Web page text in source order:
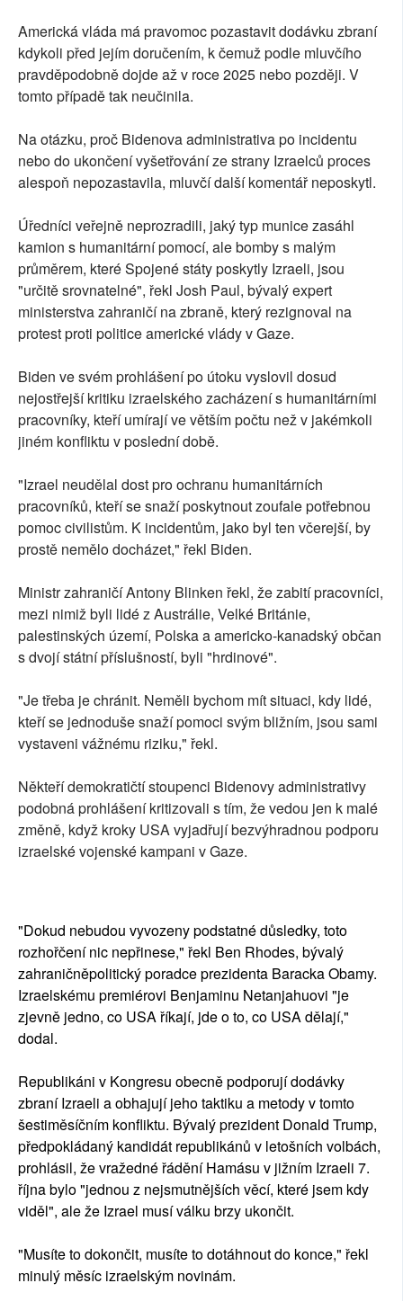
Americká vláda má pravomoc pozastavit dodávku zbraní
kdykoli před jejím doručením, k čemuž podle mluvčího
pravděpodobně dojde až v roce 2025 nebo později. V
tomto případě tak neučinila.
Na otázku, proč Bidenova administrativa po incidentu
nebo do ukončení vyšetřování ze strany Izraelců proces
alespoň nepozastavila, mluvčí další komentář neposkytl.
Úředníci veřejně neprozradili, jaký typ munice zasáhl
kamion s humanitární pomocí, ale bomby s malým
průměrem, které Spojené státy poskytly Izraeli, jsou
"určitě srovnatelné", řekl Josh Paul, bývalý expert
ministerstva zahraničí na zbraně, který rezignoval na
protest proti politice americké vlády v Gaze.
Biden ve svém prohlášení po útoku vyslovil dosud
nejostřejší kritiku izraelského zacházení s humanitárními
pracovníky, kteří umírají ve větším počtu než v jakémkoli
jiném konfliktu v poslední době.
"Izrael neudělal dost pro ochranu humanitárních
pracovníků, kteří se snaží poskytnout zoufale potřebnou
pomoc civilistům. K incidentům, jako byl ten včerejší, by
prostě nemělo docházet," řekl Biden.
Ministr zahraničí Antony Blinken řekl, že zabití pracovníci,
mezi nimiž byli lidé z Austrálie, Velké Británie,
palestinských území, Polska a americko-kanadský občan
s dvojí státní příslušností, byli "hrdinové".
"Je třeba je chránit. Neměli bychom mít situaci, kdy lidé,
kteří se jednoduše snaží pomoci svým bližním, jsou sami
vystaveni vážnému riziku," řekl.
Někteří demokratičtí stoupenci Bidenovy administrativy
podobná prohlášení kritizovali s tím, že vedou jen k malé
změně, když kroky USA vyjadřují bezvýhradnou podporu
izraelské vojenské kampani v Gaze.
"Dokud nebudou vyvozeny podstatné důsledky, toto
rozhořčení nic nepřinese," řekl Ben Rhodes, bývalý
zahraničněpolitický poradce prezidenta Baracka Obamy.
Izraelskému premiérovi Benjaminu Netanjahuovi "je
zjevně jedno, co USA říkají, jde o to, co USA dělají,"
dodal.
Republikáni v Kongresu obecně podporují dodávky
zbraní Izraeli a obhajují jeho taktiku a metody v tomto
šestiměsíčním konfliktu. Bývalý prezident Donald Trump,
předpokládaný kandidát republikánů v letošních volbách,
prohlásil, že vražedné řádění Hamásu v jižním Izraeli 7.
října bylo "jednou z nejsmutnějších věcí, které jsem kdy
viděl", ale že Izrael musí válku brzy ukončit.
"Musíte to dokončit, musíte to dotáhnout do konce," řekl
minulý měsíc izraelským novinám.